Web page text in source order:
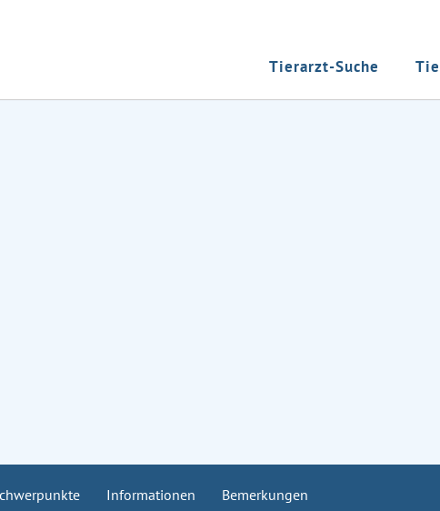
Tierarzt-Suche
Informationen Bemerkungen